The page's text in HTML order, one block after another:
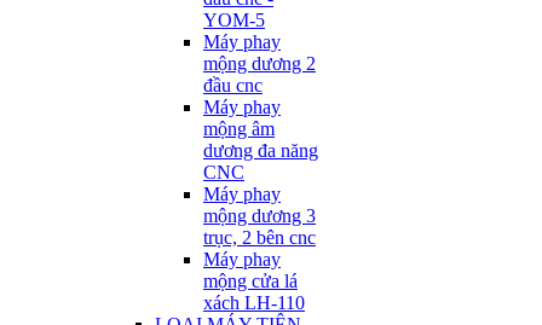
YOM-5
Máy phay
mộng dương 2
đầu cnc
Máy phay
mộng âm
dương đa năng
CNC
Máy phay
mộng dương 3
trục, 2 bên cnc
Máy phay
mộng cửa lá
xách LH-110